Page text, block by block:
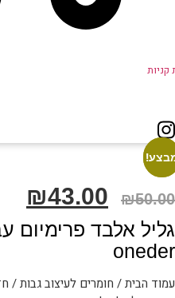
₪
המחיר
המקורי
היה:
₪50.00.
₪43.00
הוא:אלבד פרימיום
הבית/חומרים לעיצוב גבות/חד